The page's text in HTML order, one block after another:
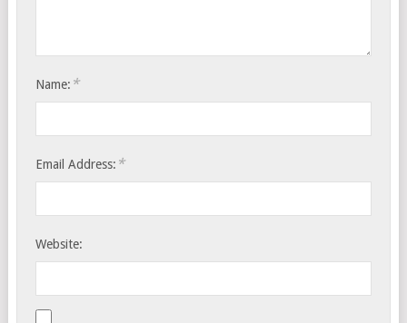
Name: *
Email Address: *
Website: